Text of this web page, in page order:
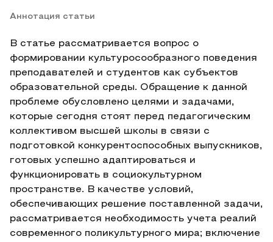
Аннотация статьи
В статье рассматривается вопрос о
формировании культуросообразного поведения
преподавателей и студентов как субъектов
образовательной среды. Обращение к данной
проблеме обусловлено целями и задачами,
которые сегодня стоят перед педагогическим
коллективом высшей школы в связи с
подготовкой конкурентоспособных выпускников,
готовых успешно адаптироваться и
функционировать в социокультурном
пространстве. В качестве условий,
обеспечивающих решение поставленной задачи,
рассматривается необходимость учета реалий
современного поликультурного мира; включение